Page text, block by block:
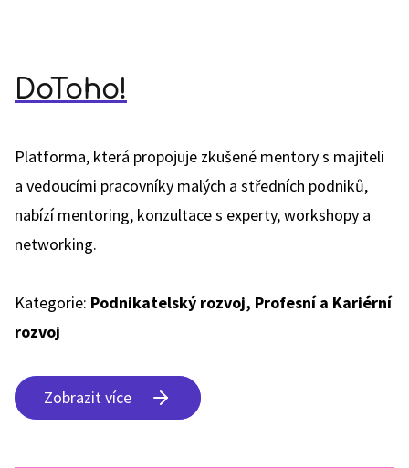
DoToho!
Platforma, která propojuje zkušené mentory s majiteli
a vedoucími pracovníky malých a středních podniků,
nabízí mentoring, konzultace s experty, workshopy a
networking.
Kategorie: Podnikatelský rozvoj, Profesní a Kariérní
rozvoj
Zobrazit více